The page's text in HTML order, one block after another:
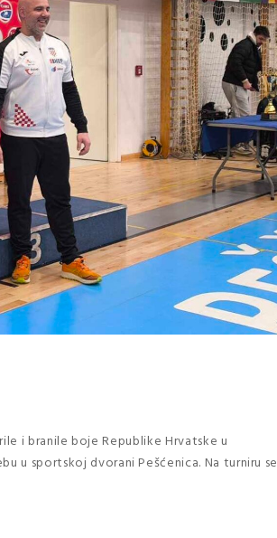
i branile boje Republike Hrvatske u
u sportskoj dvorani Pešćenica. Na turniru se